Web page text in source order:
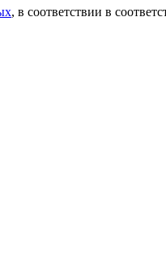
, в соответствии в